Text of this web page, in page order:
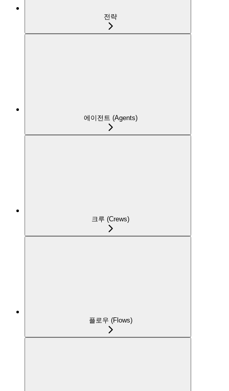
전략
에이전트 (Agents)
크루 (Crews)
플로우 (Flows)